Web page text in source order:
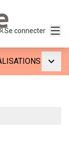
Se connecter